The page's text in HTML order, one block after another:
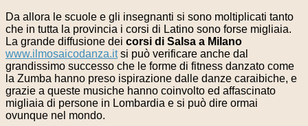
Da allora le scuole e gli insegnanti si sono moltiplicati tanto
che in tutta la provincia i corsi di Latino sono forse migliaia.
La grande diffusione dei corsi di Salsa a Milano
www.ilmosaicodanza.itsi può verificare anche dal
grandissimo successo che le forme di fitness danzato come
la Zumba hanno preso ispirazione dalle danze caraibiche, e
grazie a queste musiche hanno coinvolto ed affascinato
migliaia di persone in Lombardia e si può dire ormai
ovunque nel mondo.